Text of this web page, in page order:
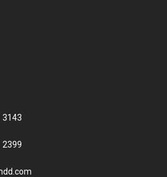
3143
2399